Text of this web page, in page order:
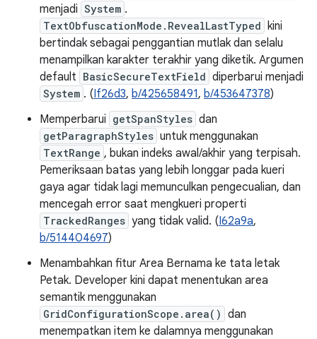
menjadi System .
TextObfuscationMode.RevealLastTyped kini
bertindak sebagai penggantian mutlak dan selalu
menampilkan karakter terakhir yang diketik. Argumen
default BasicSecureTextField diperbarui menjadi
System . (If26d3, b/425658491, b/453647378)
Memperbarui getSpanStyles dan
getParagraphStyles untuk menggunakan
TextRange , bukan indeks awal/akhir yang terpisah.
Pemeriksaan batas yang lebih longgar pada kueri
gaya agar tidak lagi memunculkan pengecualian, dan
mencegah error saat mengkueri properti
TrackedRanges yang tidak valid. (I62a9a,
b/514404697)
Menambahkan fitur Area Bernama ke tata letak
Petak. Developer kini dapat menentukan area
semantik menggunakan
GridConfigurationScope.area() dan
menempatkan item ke dalamnya menggunakan